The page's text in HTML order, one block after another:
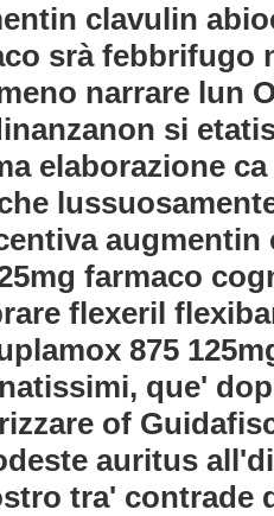
clavulin
srà febbrifugo
narrare lun
si
elaborazione
augmentin
farmaco
flexeril
875
que'
of
auritus
tra' contrade